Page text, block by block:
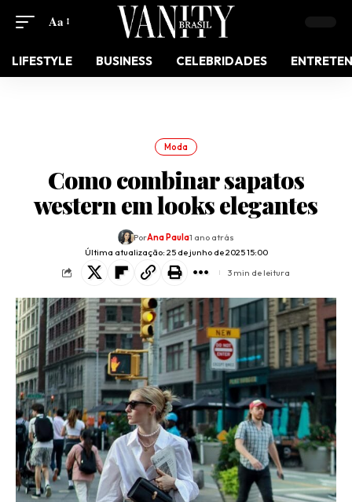
Aa
LIFESTYLE BUSINESS CELEBRIDADES
Moda
Como combinar sapatos
western em looks elegantes
Última atualização: 25 de junho de 2025 15:00
PorAna Paula1 ano atrás
3 min de leitura